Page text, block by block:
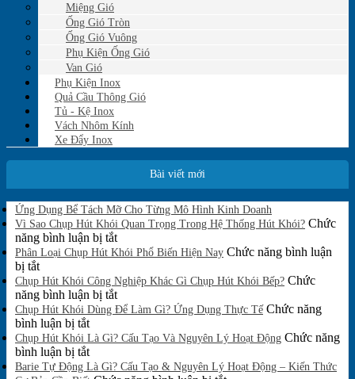
Miệng Gió
Ống Gió Tròn
Ống Gió Vuông
Phụ Kiện Ống Gió
Van Gió
Phụ Kiện Inox
Quả Cầu Thông Gió
Tủ - Kệ Inox
Vách Nhôm Kính
Xe Đẩy Inox
Bài viết mới
Ứng Dụng Bể Tách Mỡ Cho Từng Mô Hình Kinh Doanh
có
bình
luận
ở
Dụng
Tách
Cho
Từng
Hình
Vì Sao Chụp Hút Khói Quan Trọng Trong Hệ Thống Hút Khói? Chức
năng bình luận bị tắtở
Vì
Chụp
Hút
Khói
Trọng
Hệ
Phân Loại Chụp Hút Khói Phổ Biến Hiện Nay Chức năng bình luận
bị tắtở
Phân
Loại
Chụp
Hút
Khói
Phổ
Biến
Chụp Hút Khói Công Nghiệp Khác Gì Chụp Hút Khói Bếp? Chức
năng bình luận bị tắtở
Chụp
Khói
Nghiệp
Chụp Hút Khói Dùng Để Làm Gì? Ứng Dụng Thực Tế Chức năng
bình luận bị tắtở
Chụp
Hút
Khói
Chụp Hút Khói Là Gì? Cấu Tạo Và Nguyên Lý Hoạt Động Chức năng
bình luận bị tắtở
Chụp
Barie Tự Động Là Gì? Cấu Tạo & Nguyên Lý Hoạt Động – Kiến Thức